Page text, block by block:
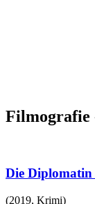
Filmografie
Die Diplomatin
(2019, Krimi)